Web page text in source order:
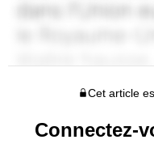
Cet article
Connectez-